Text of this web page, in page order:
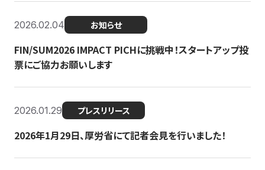
2026.02.04 お知らせ
FIN/SUM2026 IMPACT PICHに挑戦中！スタートアップ投
票にご協力お願いします
2026.01.29 プレスリリース
2026年1月29日、厚労省にて記者会見を行いました！